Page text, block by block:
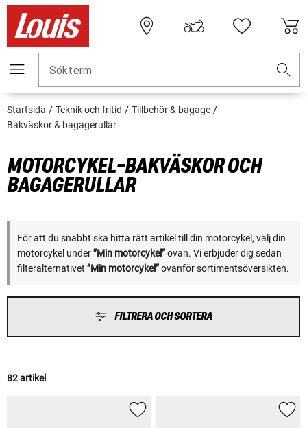
Sökterm
Startsida Teknik och fritid
Tillbehör & bagage
Bakväskor & bagagerullar
MOTORCYKEL-BAKVÄSKOR OCH
BAGAGERULLAR
För att du snabbt ska hitta rätt artikel till din motorcykel, välj din
motorcykel under”Min motorcykel”ovan. Vi erbjuder dig sedan
filteralternativet ”Min motorcykel”ovanför sortimentsöversikten.
FILTRERA OCH SORTERA
82 artikel